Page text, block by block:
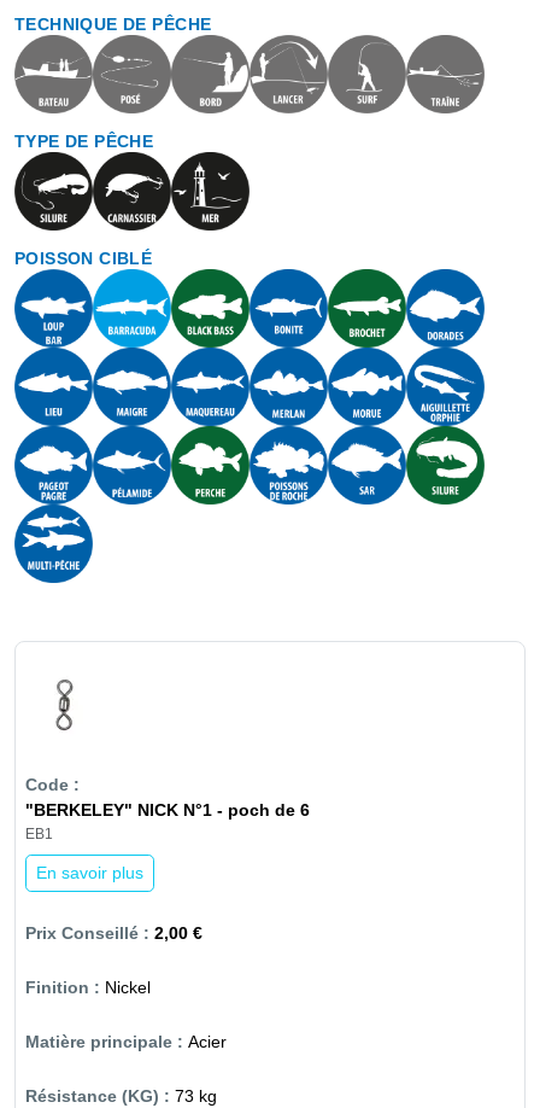
TECHNIQUE DE PÊCHE
TYPE DE PÊCHE
POISSON CIBLÉ
"BERKELEY" NICK N°1 - poch de 6
EB1
En savoir plus
2,00 €
Nickel
Acier
73 kg